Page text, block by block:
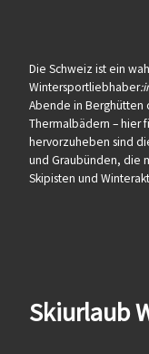
Die Schweiz ist ein
Wintersportliebhaber
Abende in Berghütten
Thermalbädern – hier
hervorzuheben sind
und Graubünden, die
Skipisten und
Skiurlaub